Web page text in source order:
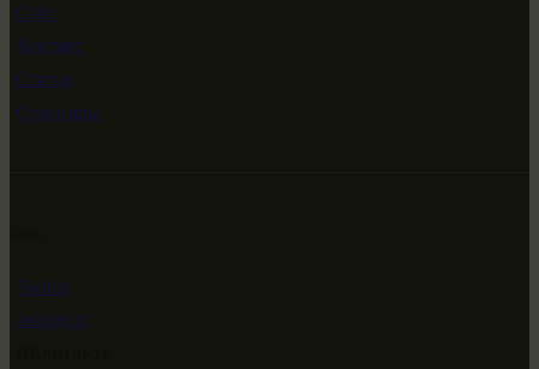
Сайт
Контакт
Статьи
Сувениры
Twitter
Instagram